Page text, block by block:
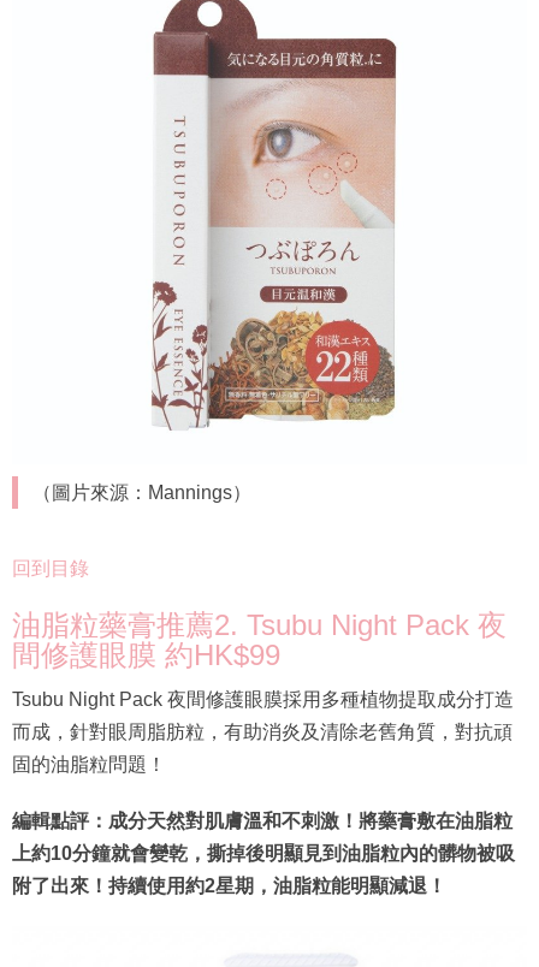
（圖片來源：Mannings）
回到目錄
油脂粒藥膏推薦2. Tsubu Night Pack 夜
間修護眼膜 約HK$99
Tsubu Night Pack 夜間修護眼膜採用多種植物提取成分打造
而成，針對眼周脂肪粒，有助消炎及清除老舊角質，對抗頑
固的油脂粒問題！
編輯點評：成分天然對肌膚溫和不刺激！將藥膏敷在油脂粒
上約10分鐘就會變乾，撕掉後明顯見到油脂粒內的髒物被吸
附了出來！持續使用約2星期，油脂粒能明顯減退！